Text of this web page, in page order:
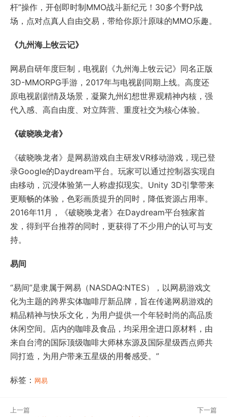
《破晓唤龙者》
录Google的Daydream平台。玩家可以通过控制器实现自
更顺畅的体验，色彩画质提升的同时，降低资源占用率。
2016年11月，《破晓唤龙者》在Daydream平台独家首
发，得到平台推荐的同时，更获得了不少用户的认可与支
持。
易间
“易间”是隶属于网易（NASDAQ:NTES），以网易游戏文
化为主题的跨界实体咖啡厅新品牌，旨在传递网易游戏的
精品精神与快乐文化，为用户提供一个年轻时尚的高品质
休闲空间。店内的咖啡及食品，均采用全进口原材料，由
来自台湾的国际顶级咖啡大师林东源及国际星级西点师共
同打造，为用户带来五星级的用餐感受。”
上一篇
网易副总裁王怡:让游戏生命
找到自我节奏
下一篇
《大富豪2》得了黑石奖，传
说了一年多的《大富豪3》啥
时候来？